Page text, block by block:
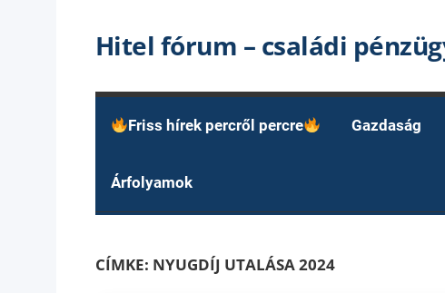
Hitel fórum – családi
Friss hírek percről percre Gazdaság
Árfolyamok
CÍMKE: NYUGDÍJ UTALÁSA 2024